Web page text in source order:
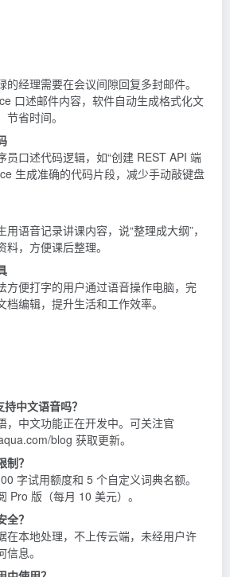
的经理需要在会议间隙回复多封邮件。
口述邮件内容，软件自动生成格式化文
省时间。
员口述代码逻辑，如“创建 REST API 端
生成准确的代码片段，减少手动敲键盘
语音记录讲课内容，说“整理成大纲”，
，方便课后整理。
方便打字的用户通过语音操作电脑，完
档编辑，提升生活和工作效率。
中文语音吗？
，中文功能正在开发中。可关注官
blog 获取更新。
？
字试用额度和 5 个自定义词典名额。
Pro 版（每月 10 美元）。
？
在本地处理，不上传云端，未经用户许
息。